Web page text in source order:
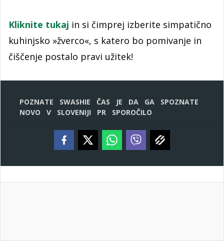
Kliknite tukaj in si čimprej izberite simpatično
kuhinjsko »žverco«, s katero bo pomivanje in
čiščenje postalo pravi užitek!
POZNATE SWASHIE ČAS JE DA GA
SPOZNATE
NOVO
V SLOVENIJI PR SPOROČILO